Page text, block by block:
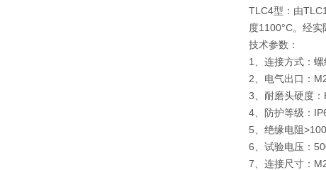
TLC4型：由
度1100°C。经
技术参数：
1、连接方式：
2、电气出口：
3、耐磨头硬
4、防护等级
5、绝缘电阻
6、试验电压
7、连接尺寸：